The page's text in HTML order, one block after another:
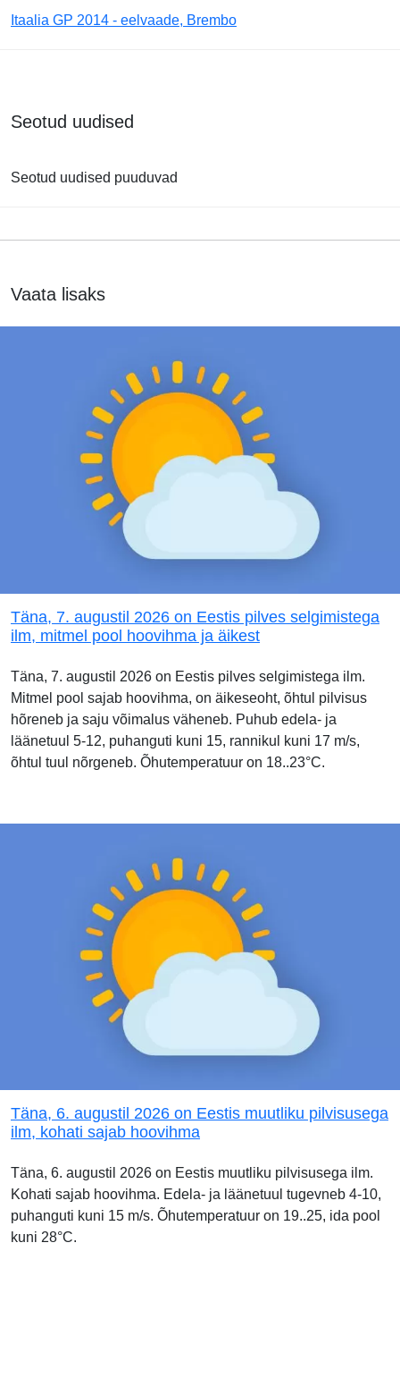
Itaalia GP 2014 - eelvaade, Brembo
Seotud uudised
Seotud uudised puuduvad
Vaata lisaks
Täna, 7. augustil 2026 on Eestis pilves selgimistega
ilm, mitmel pool hoovihma ja äikest
Täna, 7. augustil 2026 on Eestis pilves selgimistega ilm.
Mitmel pool sajab hoovihma, on äikeseoht, õhtul pilvisus
hõreneb ja saju võimalus väheneb. Puhub edela- ja
läänetuul 5-12, puhanguti kuni 15, rannikul kuni 17 m/s,
õhtul tuul nõrgeneb. Õhutemperatuur on 18..23°C.
Täna, 6. augustil 2026 on Eestis muutliku pilvisusega
ilm, kohati sajab hoovihma
Täna, 6. augustil 2026 on Eestis muutliku pilvisusega ilm.
Kohati sajab hoovihma. Edela- ja läänetuul tugevneb 4-10,
puhanguti kuni 15 m/s. Õhutemperatuur on 19..25, ida pool
kuni 28°C.